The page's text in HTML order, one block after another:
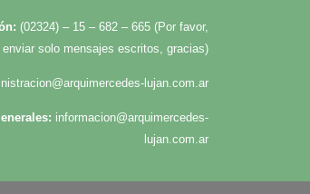
(02324) – 15 – 682 – 665 (Por favor,
enviar solo mensajes escritos, gracias)
lujan.com.ar
informacion@arquimercedes-
lujan.com.ar